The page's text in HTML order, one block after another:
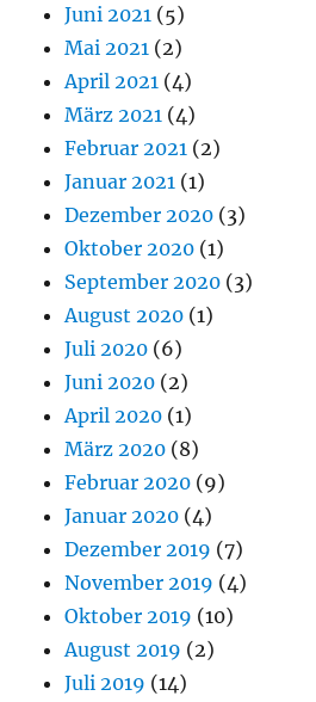
Juni 2021 (5)
Mai 2021 (2)
April 2021 (4)
März 2021 (4)
Februar 2021 (2)
Januar 2021 (1)
Dezember 2020 (3)
Oktober 2020 (1)
September 2020 (3)
August 2020 (1)
Juli 2020 (6)
Juni 2020 (2)
April 2020 (1)
März 2020 (8)
Februar 2020 (9)
Januar 2020 (4)
Dezember 2019 (7)
November 2019 (4)
Oktober 2019 (10)
August 2019 (2)
Juli 2019 (14)